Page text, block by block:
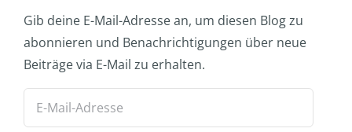
Gib deine E-Mail-Adresse an, um diesen Blog zu
abonnieren und Benachrichtigungen über neue
Beiträge via E-Mail zu erhalten.